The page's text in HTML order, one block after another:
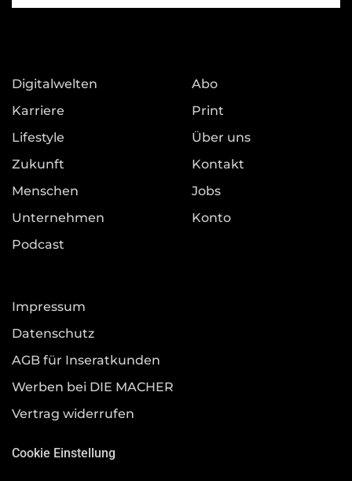
Digitalwelten
Karriere
Lifestyle
Zukunft
Menschen
Unternehmen
Podcast
Abo
Print
Über uns
Kontakt
Jobs
Konto
Impressum
Datenschutz
AGB für Inseratkunden
Werben bei DIE MACHER
Vertrag widerrufen
Cookie Einstellung